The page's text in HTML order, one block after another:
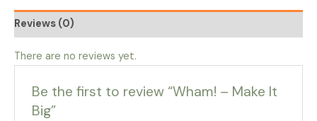
Reviews (0)
There are no reviews yet.
Be the first to review “Wham! – Make It
Big”